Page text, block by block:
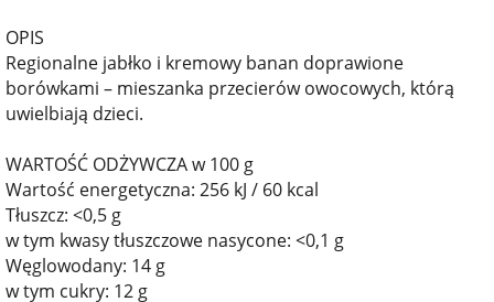
OPIS
Regionalne jabłko i kremowy banan doprawione
borówkami – mieszanka przecierów owocowych, którą
uwielbiają dzieci.
WARTOŚĆ ODŻYWCZA w 100 g
Wartość energetyczna: 256 kJ / 60 kcal
Tłuszcz: <0,5 g
w tym kwasy tłuszczowe nasycone: <0,1 g
Węglowodany: 14 g
w tym cukry: 12 g